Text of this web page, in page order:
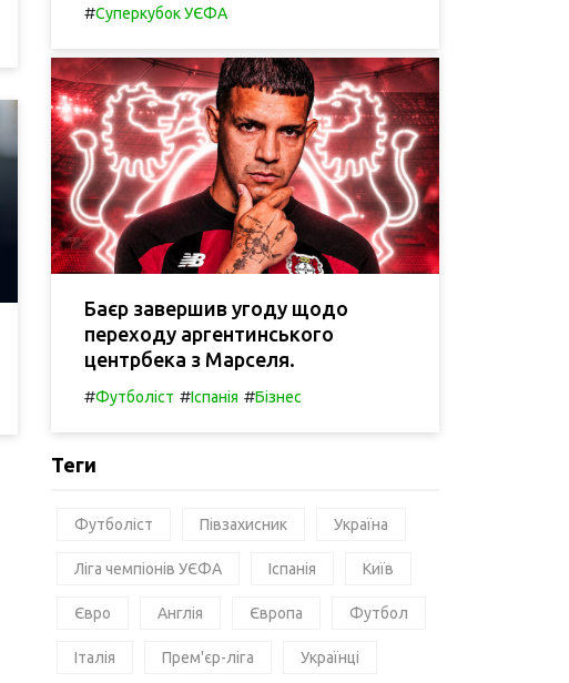
#Суперкубок УЄФА
Баєр завершив угоду щодо
переходу аргентинського
центрбека з Марселя.
#Футболіст #Іспанія #Бізнес
Теги
Футболіст Півзахисник Україна
Ліга чемпіонів УЄФА Іспанія Київ
Євро Англія Європа Футбол
Італія Прем'єр-ліга Українці